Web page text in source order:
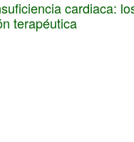
cardiaca:
terapéutica